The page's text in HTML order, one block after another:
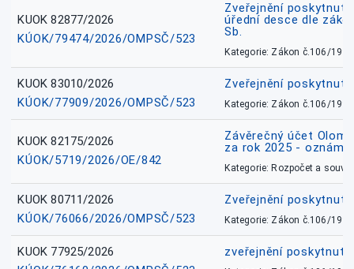
KUOK 82877/2026
KÚOK/79474/2026/OMPSČ/523
Zveřejnění
úřední desce dle
Sb.
Kategorie: Zákon č.106/1999
KUOK 83010/2026
KÚOK/77909/2026/OMPSČ/523
Zveřejnění
Kategorie: Zákon č.106/1999
KUOK 82175/2026
KÚOK/5719/2026/OE/842
Závěrečný účet
za rok 2025 -
Kategorie: Rozpočet a
KUOK 80711/2026
KÚOK/76066/2026/OMPSČ/523
Zveřejnění
Kategorie: Zákon č.106/1999
KUOK 77925/2026
zveřejnění